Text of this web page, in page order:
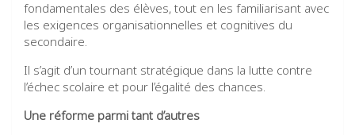
fondamentales des élèves, tout en les familiarisant avec
les exigences organisationnelles et cognitives du
secondaire.
Il s’agit d’un tournant stratégique dans la lutte contre
l’échec scolaire et pour l’égalité des chances.
Une réforme parmi tant d’autres